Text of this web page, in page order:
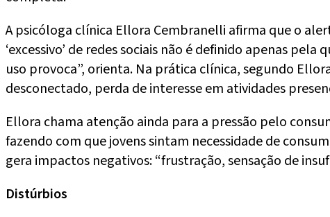
A psicóloga clínica Ellora Cembranelli afirma que o
‘excessivo’ de redes sociais não é definido apenas
uso provoca”, orienta. Na prática clínica, segundo
desconectado, perda de interesse em atividades
Ellora chama atenção ainda para a pressão pelo
fazendo com que jovens sintam necessidade de
gera impactos negativos: “frustração, sensação de
Distúrbios